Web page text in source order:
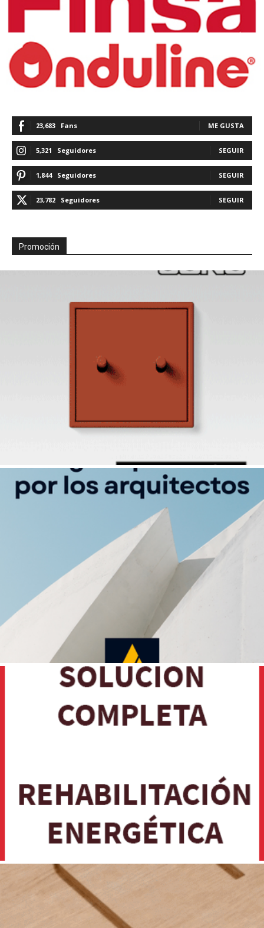
23,683 Fans ME GUSTA
5,321 Seguidores SEGUIR
1,844 Seguidores SEGUIR
23,782 Seguidores SEGUIR
Promoción